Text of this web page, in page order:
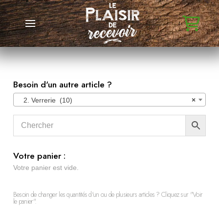
Besoin d'un autre article ?
×
2. Verrerie (10)
Votre panier :
Votre panier est vide.
Besoin de changer les quantités d'un ou de plusieurs articles ? Cliquez sur "Voir
le panier".